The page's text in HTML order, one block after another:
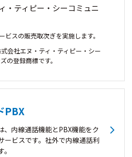
・ティピー・シーコミュニ
ビスの販売取次ぎを実施します。
会社エヌ・ティ・ティピー・シー
の登録商標です。
PBX
、内線通話機能とPBX機能をク
ービスです。社外で内線通話利